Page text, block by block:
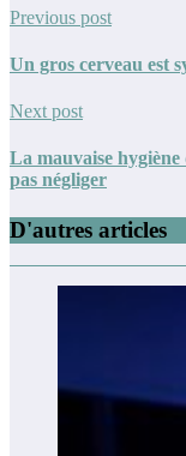
Previous post
Un gros cerveau est
Next post
La mauvaise
pas négliger
D'autres articles